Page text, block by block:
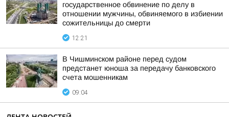
государственное обвинение по делу в
отношении мужчины, обвиняемого в избиении
сожительницы до смерти
12:21
В Чишминском районе перед судом
предстанет юноша за передачу банковского
счета мошенникам
09:04